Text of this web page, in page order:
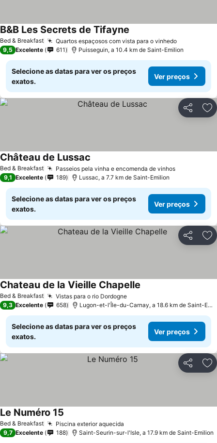
Bed & Breakfast Quartos espaçosos com vista para o vinhedoVer preços
B&B Les Secrets de Tifayne
9,5 Excelente 611 Puisseguin, a 10.4 km de Saint-Emilion
Selecione as datas para ver os preços
exatos.
Ver preços
Partilhar
Bed & Breakfast Passeios pela vinha e encomenda de vinhosVer preços
Château de Lussac
9,1 Excelente 189 Lussac, a 7.7 km de Saint-Emilion
Selecione as datas para ver os preços
exatos.
Ver preços
Partilhar
Bed & Breakfast Vistas para o rio DordogneVer preços
Chateau de la Vieille Chapelle
9,3 Excelente 658 Lugon-et-l'Île-du-Carnay, a 18.6 km de Saint-
Selecione as datas para ver os preços
exatos.
Ver preços
Partilhar
Bed & Breakfast Piscina exterior aquecida
Le Numéro 15
9,7 Excelente 188 Saint-Seurin-sur-l'Isle, a 17.9 km de Saint-Emilion